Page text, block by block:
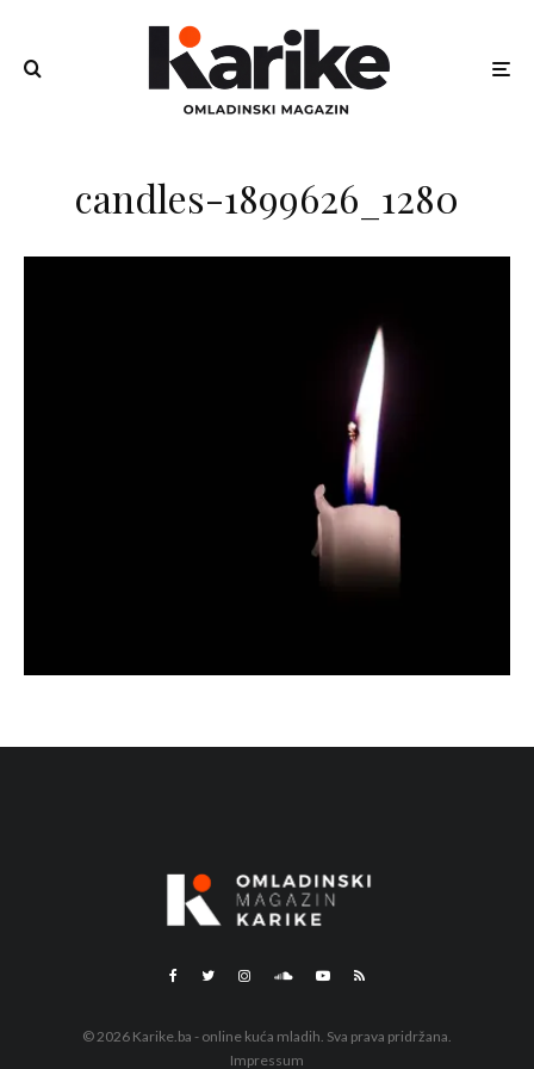
candles-1899626_1280
© 2026 Karike.ba - online kuća mladih. Sva prava pridržana.
Impressum